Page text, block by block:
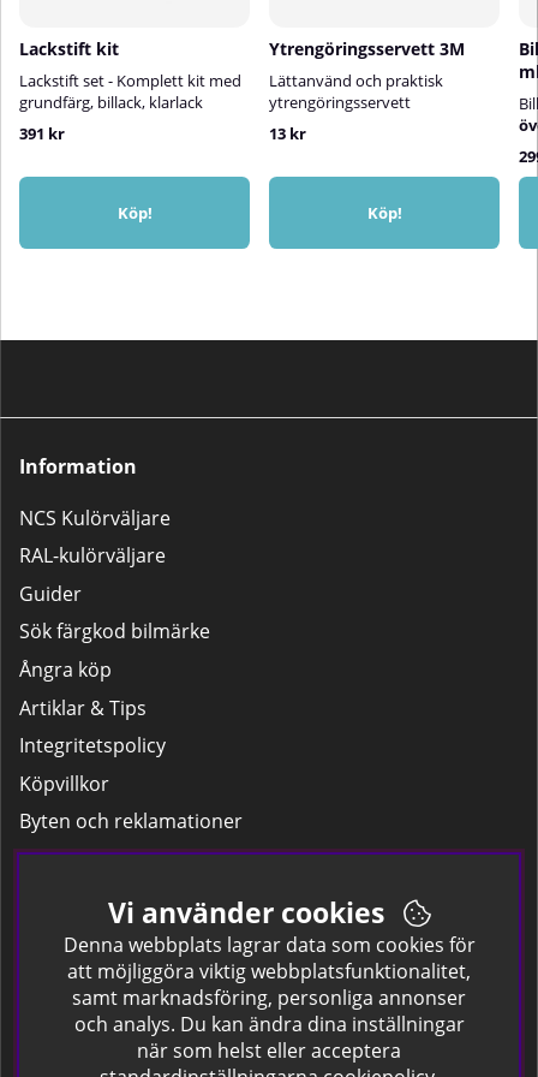
Lackstift kit
Lackstift set - Komplett kit med
grundfärg, billack, klarlack
391 kr
Köp!
Ytrengöringsservett 3M
Lättanvänd och praktisk
ytrengöringsservett
13 kr
Köp!
Information
NCS Kulörväljare
RAL-kulörväljare
Guider
Sök färgkod bilmärke
Ångra köp
Artiklar & Tips
Integritetspolicy
Köpvillkor
Byten och reklamationer
Leverans
Hitta färgkoden på bilen.
Företagskund
Om oss
Vi använder cookies
Denna webbplats lagrar data som cookies för
att möjliggöra viktig webbplatsfunktionalitet,
samt marknadsföring, personliga annonser
och analys. Du kan ändra dina inställningar
när som helst eller acceptera